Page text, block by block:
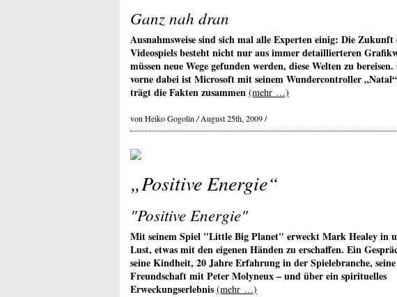
Ganz nah dran
Ausnahmsweise sind sich mal alle Experten einig: Die Zukunft
Videospiels besteht nicht nur aus immer detaillierteren
müssen neue Wege gefunden werden, diese Welten zu
vorne dabei ist Microsoft mit seinem Wundercontroller
trägt die Fakten zusammen (mehr …)
von Heiko Gogolin /August 25th, 2009 /
„Positive Energie“
"Positive Energie"
Mit seinem Spiel "Little Big Planet" erweckt Mark Healey in
Lust, etwas mit den eigenen Händen zu erschaffen. Ein
seine Kindheit, 20 Jahre Erfahrung in der Spielebranche, seine
Freundschaft mit Peter Molyneux – und über ein spirituelles
Erweckungserlebnis (mehr …)